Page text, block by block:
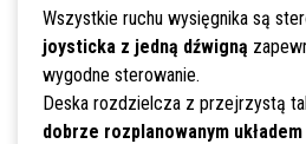
Wszystkie ruchu wysięgnika są
joysticka z jedną dźwigną
wygodne sterowanie.
Deska rozdzielcza z przejrzystą
dobrze rozplanowanym